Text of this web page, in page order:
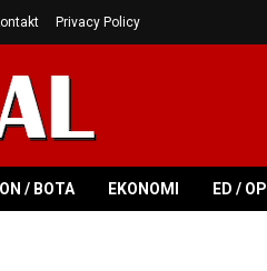
Privacy Policy
/ BOTA EKONOMI ED / OP